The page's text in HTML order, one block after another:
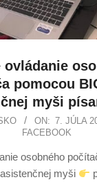
ovládanie
pomocou
myši
ON: 7. JÚLA
FACEBOOK
osobného
myši